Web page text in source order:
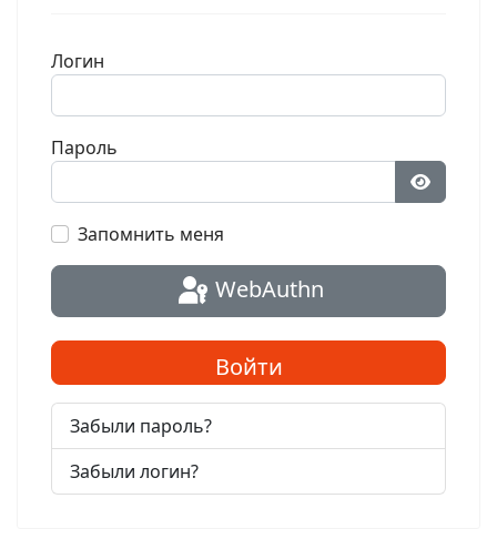
Логин
Пароль
Запомнить меня
WebAuthn
Войти
Забыли пароль?
Забыли логин?